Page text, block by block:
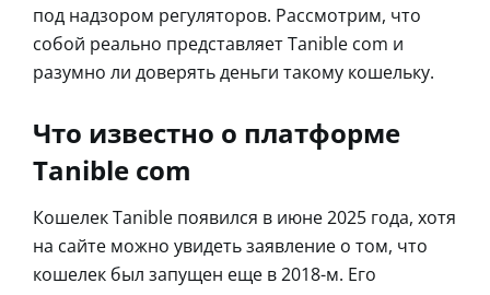
под надзором регуляторов. Рассмотрим, что
собой реально представляет Tanible com и
разумно ли доверять деньги такому кошельку.
Что известно о платформе
Tanible com
Кошелек Tanible появился в июне 2025 года, хотя
на сайте можно увидеть заявление о том, что
кошелек был запущен еще в 2018-м. Его